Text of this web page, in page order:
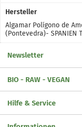
Hersteller
Algamar Polígono de
(Pontevedra)- SPANIEN
Newsletter
BIO - RAW - VEGAN
Hilfe & Service